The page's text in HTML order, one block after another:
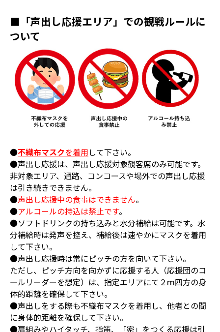
■「声出し応援エリア」での観戦ルールに
ついて
●不織布マスクを着用して下さい。
●声出し応援は、声出し応援対象観客席のみ可能です。
非対象エリア、通路、コンコースや場外での声出し応援
は引き続きできません。
●声出し応援中の食事はできません。
●アルコールの持込は禁止です。
●ソフトドリンクの持ち込みと水分補給は可能です。水
分補給時は発声を控え、補給後は速やかにマスクを着用
して下さい。
●声出し応援時は常にピッチの方を向いて下さい。
ただし、ピッチ方向を向かずに応援する人（応援団のコ
ールリーダーを想定）は、指定エリアにて２ｍ四方の身
体的距離を確保して下さい。
●声出しをする際も不織布マスクを着用し、他者との間
に身体的距離を確保して下さい。
●肩組みやハイタッチ、指笛、「密」をつくる応援は引